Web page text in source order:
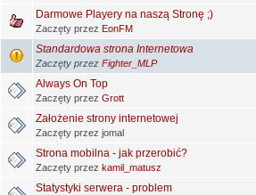
Darmowe Playery na naszą Stronę ;)
Zaczęty przez EonFM
Standardowa strona Internetowa
Zaczęty przez Fighter_MLP
Always On Top
Zaczęty przez Grott
Założenie strony internetowej
Zaczęty przez jomal
Strona mobilna - jak przerobić?
Zaczęty przez kamil_matusz
Statystyki serwera - problem